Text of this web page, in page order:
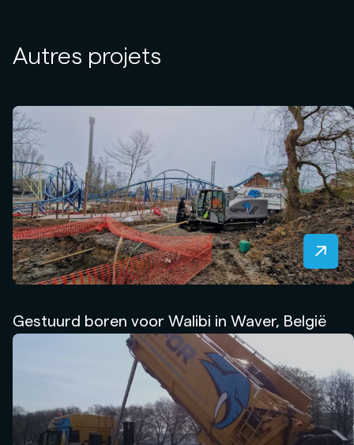
Autres projets
Gestuurd boren voor Walibi in Waver, België